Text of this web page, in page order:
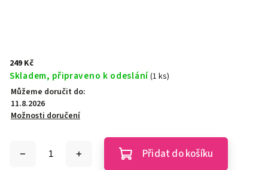
249 Kč
Skladem, připraveno k odeslání(1 ks)
Můžeme doručit do:
11.8.2026
Možnosti doručení
Přidat do košíku